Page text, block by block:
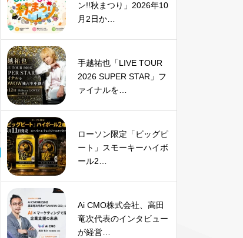
ン!!秋まつり」2026年10
月2日か…
手越祐也「LIVE TOUR
2026 SUPER STAR」フ
ァイナルを…
ローソン限定「ビッグピ
ート」スモーキーハイボ
ール2…
Ai CMO株式会社、高田
竜次代表のインタビュー
が経営…